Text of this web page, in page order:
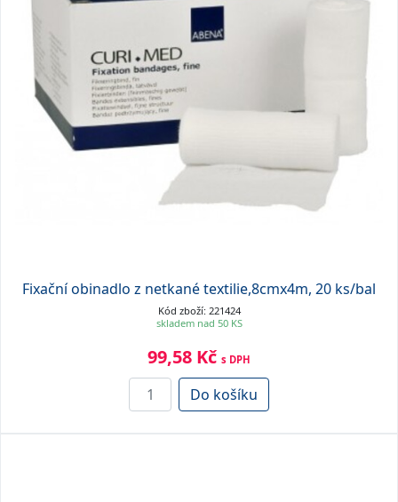
Fixační obinadlo z netkané textilie,8cmx4m, 20 ks/bal
Kód zboží: 221424
skladem nad 50 KS
99,58 Kč s DPH
Do košíku